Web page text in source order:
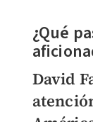
¿Qué
David